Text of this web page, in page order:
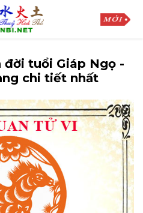
tuổi Giáp Ngọ -
chi tiết nhất